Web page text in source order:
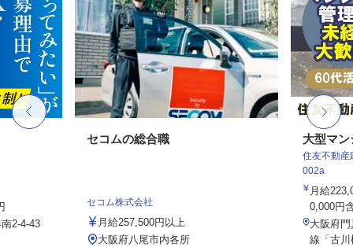
2-4-43
セコムの総合職
セコム株式会社
月給257,500円以上
大阪府八尾市内各所
大型マ
住友不動
002a
月給
0,000円
大阪府
線「古